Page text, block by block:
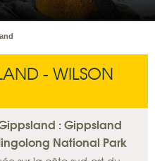
- WILSON
: Gippsland
National Park